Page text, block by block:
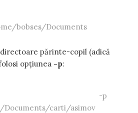
bobses/Documents
părinte-copil (adică
opțiunea -p:
-p
Documents/carti/asimov